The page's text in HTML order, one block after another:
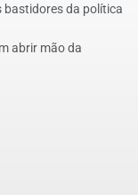
bastidores da política
abrir mão da